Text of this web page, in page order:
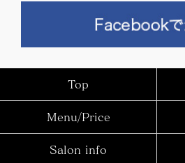
Top
Menu/Price
Salon info